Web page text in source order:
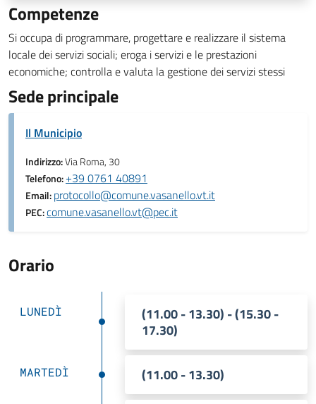
Competenze
Si occupa di programmare, progettare e realizzare il sistema
locale dei servizi sociali; eroga i servizi e le prestazioni
economiche; controlla e valuta la gestione dei servizi stessi
Sede principale
Il Municipio
Indirizzo:Via Roma, 30
Telefono:+39 0761 40891
Email:protocollo@comune.vasanello.vt.it
PEC:comune.vasanello.vt@pec.it
Orario
LUNEDÌ
(11.00 - 13.30) - (15.30 -
17.30)
MARTEDÌ (11.00 - 13.30)